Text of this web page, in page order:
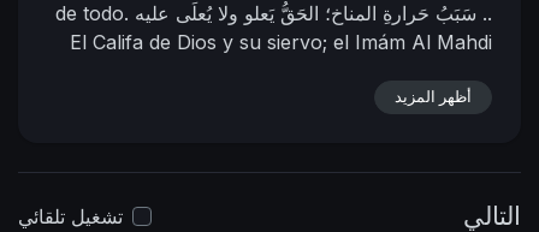
de todo.
سَبَبُ حَرارةِ المناخ؛ الحَقُّ يَعلو ولا يُعلَى عليه ..
El Califa de Dios y su siervo; el Imám Al Mahdi
Hora: 07:02(Según el
أظهر المزيد
التالي
تشغيل تلقائي